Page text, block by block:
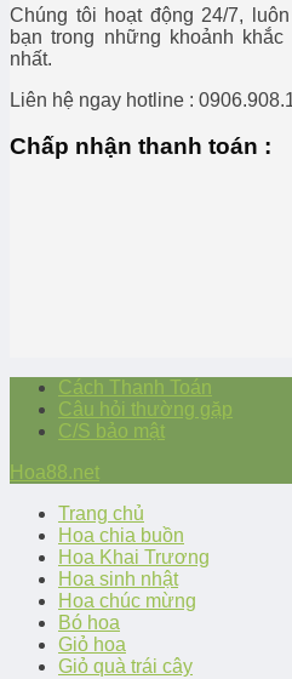
Chúng tôi hoạt động 24/7,
bạn trong những khoảnh
nhất.
Liên hệ ngay hotline :
Chấp nhận thanh toán :
Cách Thanh Toán
Câu hỏi thường gặp
C/S bảo mật
Hoa88.net
Trang chủ
Hoa chia buồn
Hoa Khai Trương
Hoa sinh nhật
Hoa chúc mừng
Bó hoa
Giỏ hoa
Giỏ quà trái cây